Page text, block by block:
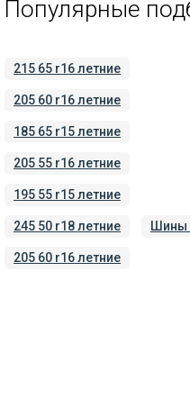
Trebl
Wheels UP
X Trike
iFree
Скад
Популярные
215 65 r16 летние
205 60 r16 летние
185 65 r15 летние
205 55 r16 летние
195 55 r15 летние
245 50 r18 летние Шины
205 60 r16 летние